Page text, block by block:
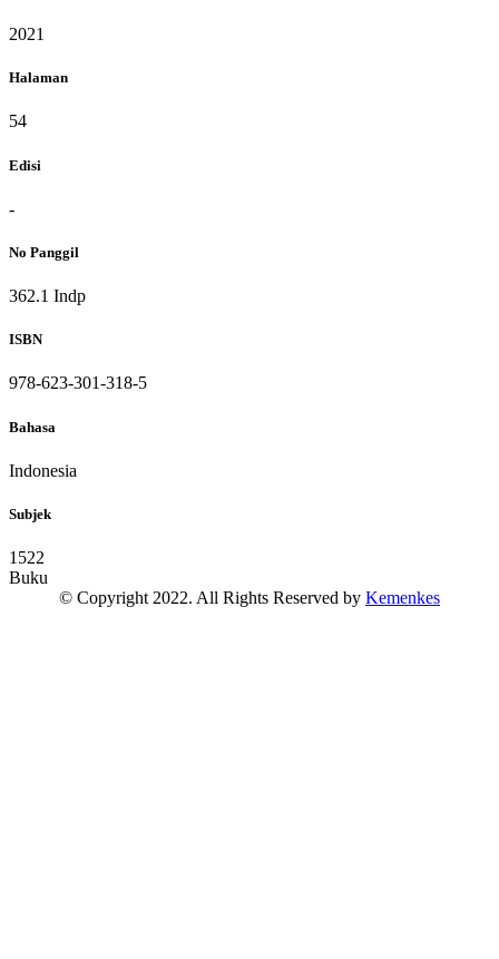
2021
Halaman
54
Edisi
-
No Panggil
362.1 Indp
ISBN
978-623-301-318-5
Bahasa
Indonesia
Subjek
1522
Buku
© Copyright 2022. All Rights Reserved by Kemenkes